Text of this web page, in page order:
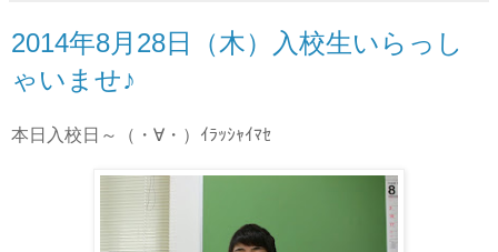
2014年8月28日（木）入校生いらっし
ゃいませ♪
本日入校日～（・∀・）ｲﾗｯｼｬｲﾏｾ